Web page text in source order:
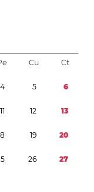
Cu Ct
4 5 6
11 12 13
8 19 20
5 26 27